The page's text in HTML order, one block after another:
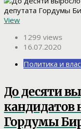
View
1299 views
16.07.2020
Политика и
До десяти
кандидатов
Гордумы